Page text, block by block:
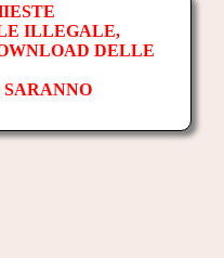
ILLEGALE,
DELLE